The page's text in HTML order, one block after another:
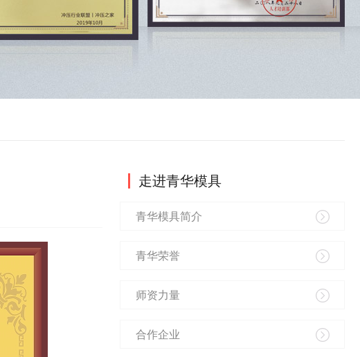
走进青华模具
青华模具简介
青华荣誉
师资力量
合作企业